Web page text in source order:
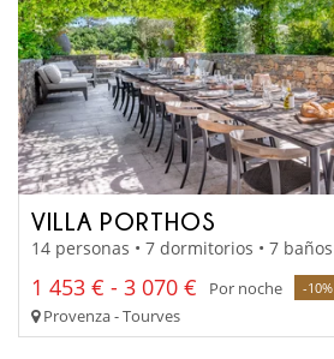
VILLA PORTHOS
14 personas • 7 dormitorios • 7 baños
1 453 € - 3 070 € Por noche -10%
Provenza - Tourves